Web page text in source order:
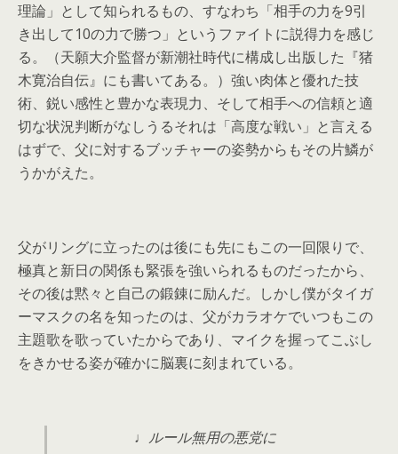
理論」として知られるもの、すなわち「相手の力を9引
き出して10の力で勝つ」というファイトに説得力を感じ
る。（天願大介監督が新潮社時代に構成し出版した『猪
木寛治自伝』にも書いてある。）強い肉体と優れた技
術、鋭い感性と豊かな表現力、そして相手への信頼と適
切な状況判断がなしうるそれは「高度な戦い」と言える
はずで、父に対するブッチャーの姿勢からもその片鱗が
うかがえた。
父がリングに立ったのは後にも先にもこの一回限りで、
極真と新日の関係も緊張を強いられるものだったから、
その後は黙々と自己の鍛錬に励んだ。しかし僕がタイガ
ーマスクの名を知ったのは、父がカラオケでいつもこの
主題歌を歌っていたからであり、マイクを握ってこぶし
をきかせる姿が確かに脳裏に刻まれている。
♩ルール無用の悪党に